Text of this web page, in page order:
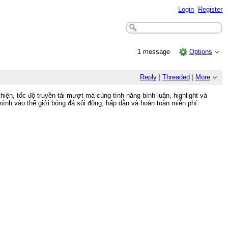
Login Register
1 message Options
Reply| Threaded More
tốc độ truyền tải mượt mà cùng tính năng bình luận, highlight và
vào thế giới bóng đá sôi động, hấp dẫn và hoàn toàn miễn phí.